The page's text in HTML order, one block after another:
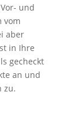
und
vom
aber
in Ihre
gecheckt
an und
zu.